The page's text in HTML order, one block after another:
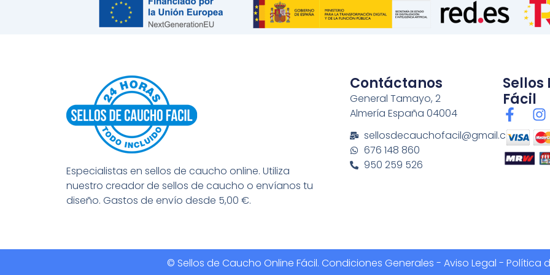
Especialistas en sellos de caucho online. Utiliza
nuestro creador de sellos de caucho o envíanos tu
diseño. Gastos de envío desde 5,00 €.
Contáctanos
General Tamayo, 2
Almería España 04004
sellosdecauchofacil@gmail.com
676 148 860
950 259 526
Sellos
Fácil
F
a
c
e
b
I
n
s
t
a
© Sellos de Caucho Online Fácil. Condiciones Generales - Aviso Legal - Política